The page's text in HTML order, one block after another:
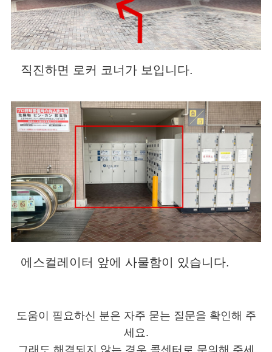
직진하면 로커 코너가 보입니다.
에스컬레이터 앞에 사물함이 있습니다.
도움이 필요하신 분은 자주 묻는 질문을 확인해 주
세요.